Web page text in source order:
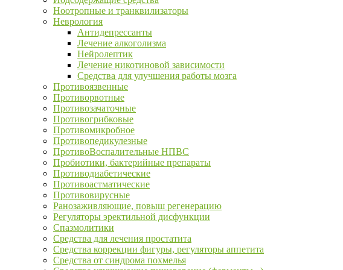
Ноотропные и транквилизаторы
Неврология
Антидепрессанты
Лечение алкоголизма
Нейролептик
Лечение никотиновой зависимости
Средства для улучшения работы мозга
Противоязвенные
Противорвотные
Противозачаточные
Противогрибковые
Противомикробное
Противопедикулезные
ПротивоВоспалительные НПВС
Пробиотики, бактерийные препараты
Противодиабетические
Противоастматические
Противовирусные
Ранозаживляющие, повыш регенерацию
Регуляторы эректильной дисфункции
Спазмолитики
Средства для лечения простатита
Средства коррекции фигуры, регуляторы аппетита
Средства от синдрома похмелья